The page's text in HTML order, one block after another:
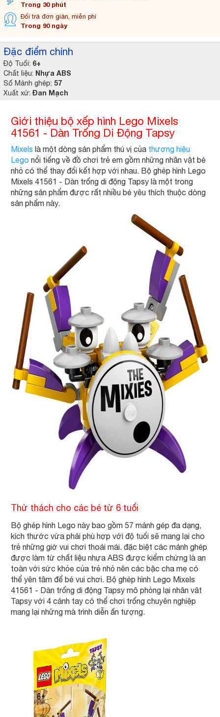
Đặc điểm chính
Độ Tuổi: 6+
Chất liệu: Nhựa ABS
Số Mảnh ghép: 57
Xuất xứ: Đan Mạch
Trong 30 phút
Đổi trả đơn giản, miễn phí
Trong 90 ngày
Giới thiệu bộ xếp hình Lego Mixels
41561 - Dàn Trống Di Động Tapsy
Mixels là một dòng sản phẩm thú vị của thương hiệu
Lego nổi tiếng về đồ chơi trẻ em gồm những nhân vật bé
nhỏ có thể thay đổi kết hợp với nhau. Bộ ghép hình Lego
Mixels 41561 - Dàn trống di động Tapsy là một trong
những sản phẩm được rất nhiều bé yêu thích thuộc dòng
sản phẩm này.
Thử thách cho các bé từ 6 tuổi
Bộ ghép hình Lego này bao gồm 57 mảnh gép đa dạng,
kích thước vừa phải phù hợp với độ tuổi sẽ mang lại cho
trẻ những giờ vui chơi thoải mái. đặc biệt các mảnh ghép
được làm từ chất liệu nhựa ABS được kiểm chứng là an
toàn với sức khỏe của trẻ nhỏ nên các bậc cha mẹ có
thể yên tâm để bé vui chơi. Bộ ghép hình Lego Mixels
41561 - Dàn trống di động Tapsy mô phỏng lại nhân vât
Tapsy với 4 cánh tay có thể chơi trống chuyên nghiệp
mang lại những mà trình diễn ấn tượng.